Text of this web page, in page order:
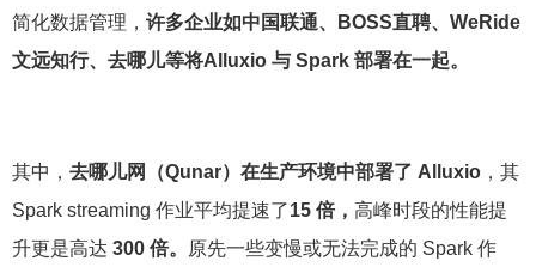
简化数据管理， 许多企业如中国联通、BOSS直聘、WeRide
文远知行、去哪儿等将Alluxio 与 Spark 部署在一起。
其中， 去哪儿网（Qunar）在生产环境中部署了 Alluxio ，其
Spark streaming 作业平均提速了15 倍， 高峰时段的性能提
升更是高达 300 倍。
原先一些变慢或无法完成的 Spark 作